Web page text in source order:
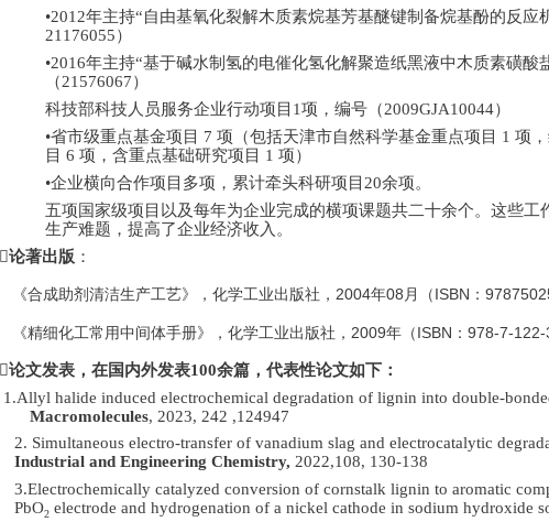
•2012年主持“自由基氧化裂解木质素烷基芳基醚键制备烷基酚的反应
21176055）
•2016年主持“基于碱水制氢的电催化氢化解聚造纸黑液中木质素磺酸
（21576067）
科技部科技人员服务企业行动项目 1项，编号（2009GJA10044）
•省市级重点基金项目 7 项（包括天津市自然科学基金重点项目 1 项
目 6 项，含重点基础研究项目 1 项）
•企业横向合作项目多项，累计牵头科研项目 20余项。
五项国家级项目以及每年为企业完成的横项课题共二十余个。这些
生产难题，提高了企业经济收入。
论著出版 ：
《合成助剂清洁生产工艺》，化学工业出版社， 2004年08 月（ ISBN ：
《精细化工常用中间体手册》，化学工业出版社， 2009年（ ISBN ： 978-7-122-
论文发表，在国内外发表100余篇，代表性论文如下：
1.Allyl halide induced electrochemical degradation of lignin into double-
Macromolecules, 2023, 242 ,124947
2. Simultaneous electro-transfer of vanadium slag and electrocatalytic
Industrial and Engineering Chemistry, 2022,108, 130-138
3.Electrochemically catalyzed conversion of cornstalk lignin to aromatic
PbO2 electrode and hydrogenation of a nickel cathode in sodium hydroxide